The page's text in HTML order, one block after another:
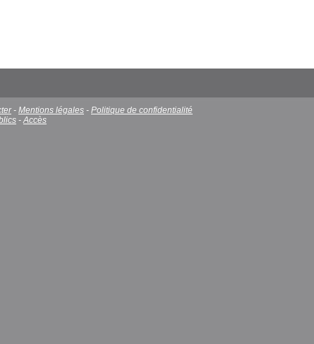
- Mentions légales - Politique de confidentialité
-Accès